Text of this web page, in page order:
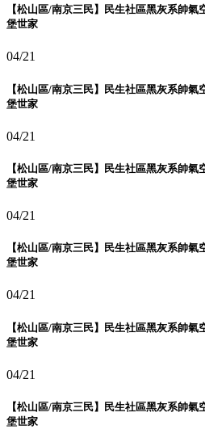
【松山區/南京三民】民生社區黑灰系帥
堡世家
04/21
【松山區/南京三民】民生社區黑灰系帥
堡世家
04/21
【松山區/南京三民】民生社區黑灰系帥
堡世家
04/21
【松山區/南京三民】民生社區黑灰系帥
堡世家
04/21
【松山區/南京三民】民生社區黑灰系帥
堡世家
04/21
【松山區/南京三民】民生社區黑灰系帥
堡世家